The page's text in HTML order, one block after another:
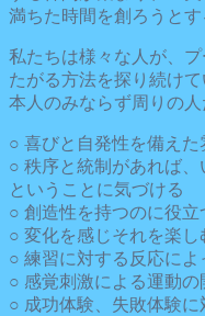
満ちた時間を創ろうとす
私たちは様々な人が、
たがる方法を探り続け
本人のみならず周りの人
○ 喜びと自発性を備えた
○ 秩序と統制があれば
ということに気づける
○ 創造性を持つのに役立
○ 変化を感じそれを楽し
○ 練習に対する反応によ
○ 感覚刺激による運動
○ 成功体験、失敗体験に